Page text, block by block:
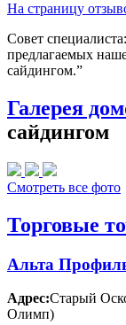
На страницу
Совет специалиста:
предлагаемых
сайдингом.”
Галерея
сайдингом
Смотреть все фото
Торговые
Альта
Адрес:Старый
Олимп)